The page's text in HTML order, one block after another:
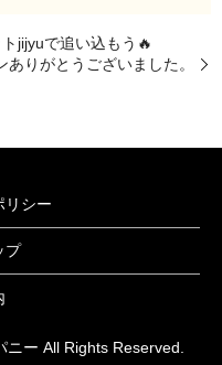
jijyuで追い込もう🔥
ありがとうございました。
リシー
プ
ー All Rights Reserved.